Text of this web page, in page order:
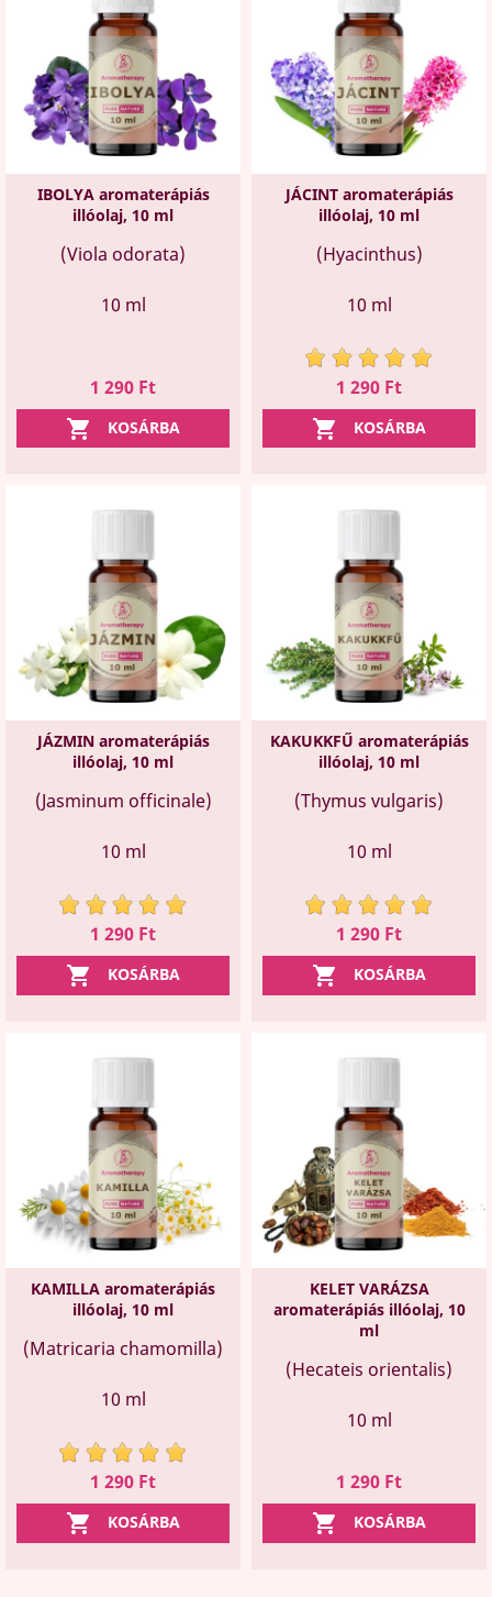
IBOLYA aromaterápiás
illóolaj, 10 ml
(Viola odorata)
10 ml
Ár
1 290 Ft
 KOSÁRBA
JÁCINT aromaterápiás
illóolaj, 10 ml
(Hyacinthus)
10 ml
Ár
1 290 Ft
 KOSÁRBA
JÁZMIN aromaterápiás
illóolaj, 10 ml
(Jasminum officinale)
10 ml
Ár
1 290 Ft
 KOSÁRBA
KAKUKKFŰ aromaterápiás
illóolaj, 10 ml
(Thymus vulgaris)
10 ml
Ár
1 290 Ft
 KOSÁRBA
KAMILLA aromaterápiás
illóolaj, 10 ml
(Matricaria chamomilla)
10 ml
Ár
1 290 Ft
 KOSÁRBA
KELET VARÁZSA
aromaterápiás illóolaj, 10
ml
(Hecateis orientalis)
10 ml
Ár
1 290 Ft
 KOSÁRBA